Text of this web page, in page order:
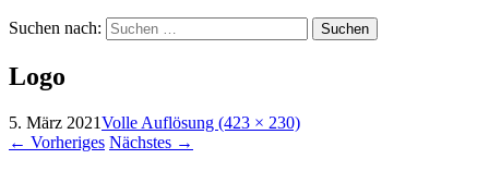
Suchen nach:
Logo
5. März 2021Volle Auflösung (423 × 230)
← Vorheriges Nächstes →